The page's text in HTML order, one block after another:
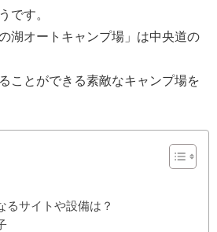
です。
湖オートキャンプ場」は中央道の
ことができる素敵なキャンプ場を
るサイトや設備は？